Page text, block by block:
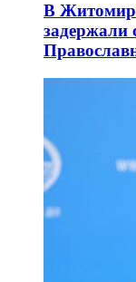
В
задержали